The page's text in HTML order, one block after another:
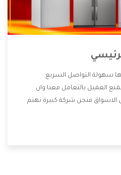
سهولة التواصل السريع
العميل بالتعامل معنا وان
الاسواق فنحن شركة كبيرة نهتم
الصيانة التى تكون من أهم